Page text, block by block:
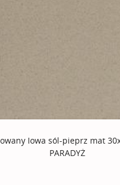
Iowa sól-pieprz mat
PARADYŻ